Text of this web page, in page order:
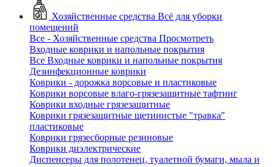
Хозяйственные средства Всё для уборки
помещений
Все - Хозяйственные средства Просмотреть
Входные коврики и напольные покрытия
Все Входные коврики и напольные покрытия
Дезинфекционные коврики
Коврики - дорожка ворсовые и пластиковые
Коврики ворсовые влаго-грязезащитные тафтинг
Коврики входные грязезащитные
Коврики грязезащитные щетинистые "травка"
пластиковые
Коврики грязесборные резиновые
Коврики диэлектрические
Диспенсеры для полотенец, туалетной бумаги, мыла и